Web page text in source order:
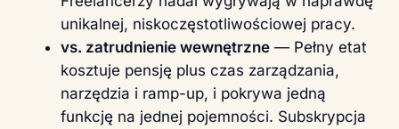
unikalnej, niskoczęstotliwościowej pracy.
vs. zatrudnienie wewnętrzne — Pełny etat
kosztuje pensję plus czas zarządzania,
narzędzia i ramp-up, i pokrywa jedną
funkcję na jednej pojemności. Subskrypcja